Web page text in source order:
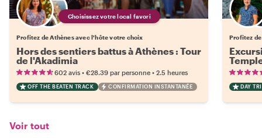
Choisissez votre local favori
Profitez de Athènes avec l'hôte votre choix
Hors des sentiers battus à Athènes : Tour
de l'Akadimia
602 avis • €28.39 par personne • 2.5 heures
OFF THE BEATEN TRACK CONFIRMATION INSTANTANÉE
Profitez
DAY
Voir tout